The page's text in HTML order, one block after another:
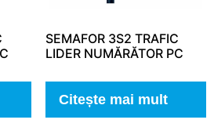
SEMAFOR 3S2 TRAFIC
LIDER NUMĂRĂTOR PC
Citește mai mult